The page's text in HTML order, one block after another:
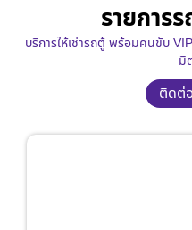
รายการร
บริการให้เช่ารถตู้ พร้อมคนขับ
มิ
ติดต่